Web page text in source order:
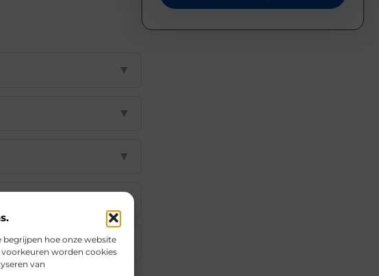
hoe onze website
worden cookies
van
▼
▼
▼